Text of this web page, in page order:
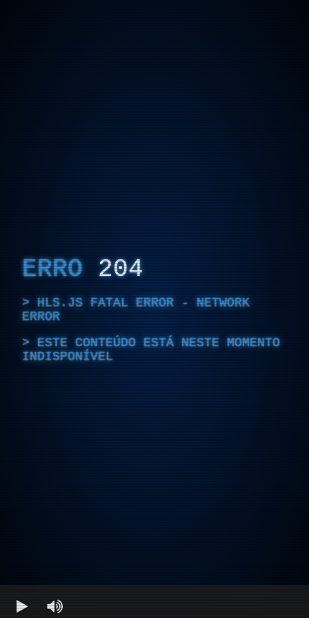
ERRO 204
HLS.JS FATAL ERROR - NETWORK
ERROR
ESTE CONTEÚDO ESTÁ NESTE MOMENTO
INDISPONÍVEL